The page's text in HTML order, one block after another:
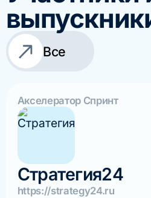
Все
Акселератор Спринт
Стратегия24
https://strategy24.ru